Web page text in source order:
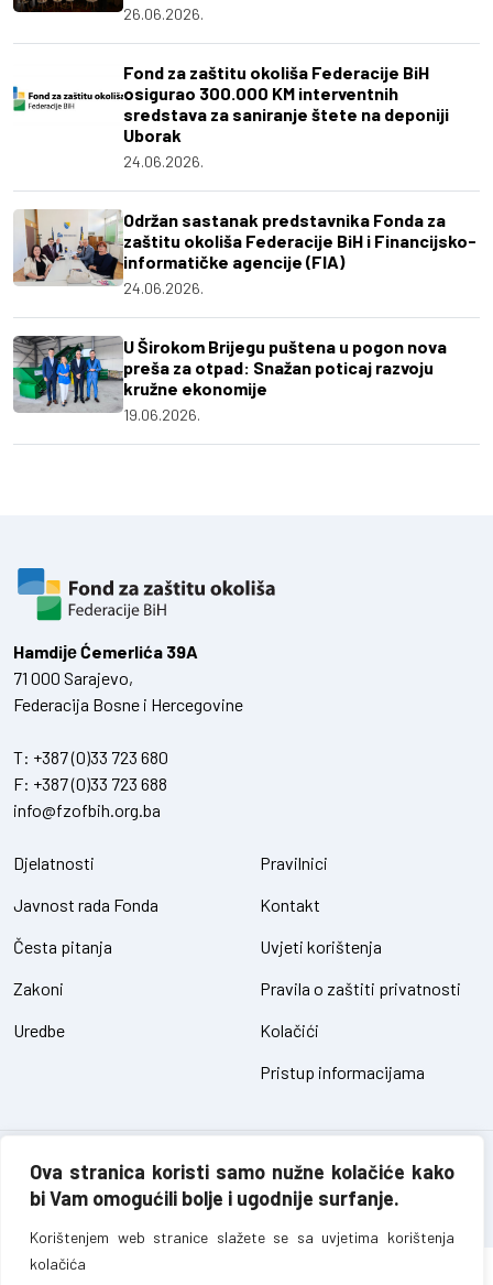
Ova stranica koristi samo nužne kolačiće kako
bi Vam omogućili bolje i ugodnije surfanje.
Korištenjem web stranice slažete se sa uvjetima korištenja
kolačića
26.06.2026.
Fond za zaštitu okoliša Federacije BiH
osigurao 300.000 KM interventnih
sredstava za saniranje štete na deponiji
Uborak
24.06.2026.
Održan sastanak predstavnika Fonda za
zaštitu okoliša Federacije BiH i Financijsko-
informatičke agencije (FIA)
24.06.2026.
U Širokom Brijegu puštena u pogon nova
preša za otpad: Snažan poticaj razvoju
kružne ekonomije
19.06.2026.
Hamdiје Ćemerlića 39A
71 000 Sarajevo,
Federacija Bosne i Hercegovine
T: +387 (0)33 723 680
F: +387 (0)33 723 688
info@fzofbih.org.ba
Djelatnosti
Javnost rada Fonda
Česta pitanja
Zakoni
Uredbe
Pravilnici
Kontakt
Uvjeti korištenja
Pravila o zaštiti privatnosti
Kolačići
Pristup informacijama
Fond za zaštitu okoliša FBiH – sva prava pridržana // design and
developmentSIK